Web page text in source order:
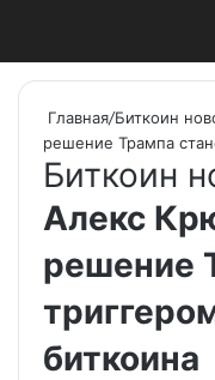
Главная/Биткоин
решение Трампа
Биткоин
Алекс
решение
биткоина